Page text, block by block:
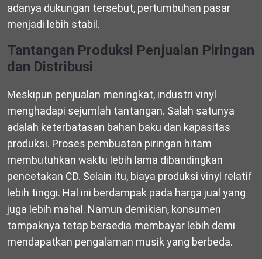
adanya dukungan tersebut, pertumbuhan pasar
menjadi lebih stabil.
Tantangan Produksi Penjualan Piringan
dan Distribusi
Meskipun penjualan meningkat, industri vinyl
menghadapi sejumlah tantangan. Salah satunya
adalah keterbatasan bahan baku dan kapasitas
produksi. Proses pembuatan piringan hitam
membutuhkan waktu lebih lama dibandingkan
pencetakan CD. Selain itu, biaya produksi vinyl relatif
lebih tinggi. Hal ini berdampak pada harga jual yang
juga lebih mahal. Namun demikian, konsumen
tampaknya tetap bersedia membayar lebih demi
mendapatkan pengalaman musik yang berbeda.